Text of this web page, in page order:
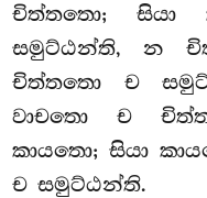
චිත්තතො; සියා
සමුට්ඨන්ති, න
චිත්තතො ච
වාචතො ච
කායතො; සියා
ච සමුට්ඨන්ති.